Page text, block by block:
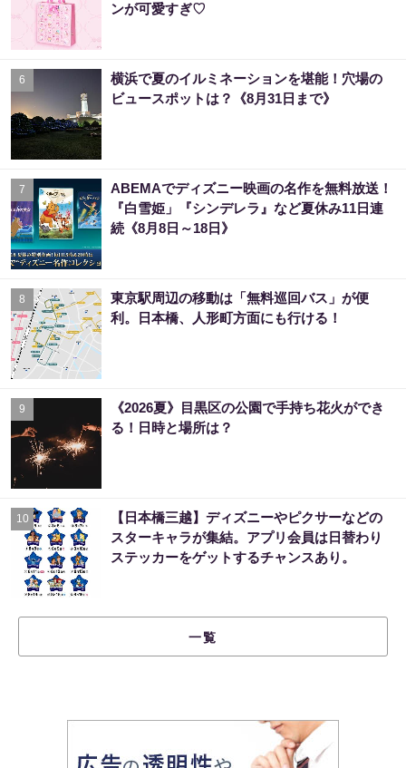
ンが可愛すぎ♡
6
横浜で夏のイルミネーションを堪能！穴場の
ビュースポットは？《8月31日まで》
7
ABEMAでディズニー映画の名作を無料放送！
『白雪姫」『シンデレラ』など夏休み11日連
続《8月8日～18日》
8
東京駅周辺の移動は「無料巡回バス」が便
利。日本橋、人形町方面にも行ける！
9
《2026夏》目黒区の公園で手持ち花火ができ
る！日時と場所は？
10
【日本橋三越】ディズニーやピクサーなどの
スターキャラが集結。アプリ会員は日替わり
ステッカーをゲットするチャンスあり。
一覧